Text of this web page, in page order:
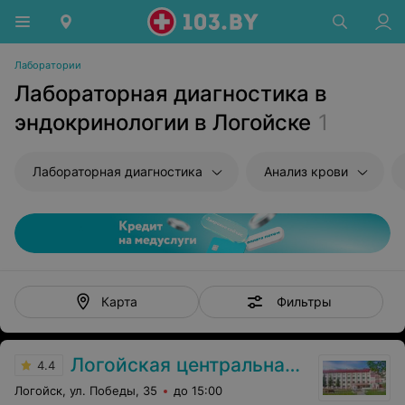
Лаборатории
Лабораторная диагностика в
эндокринологии в Логойске 1
Лабораторная диагностика Анализ крови
Карта Фильтры
4.4 Логойская центральная районная больница
Логойск, ул. Победы, 35 до 15:00